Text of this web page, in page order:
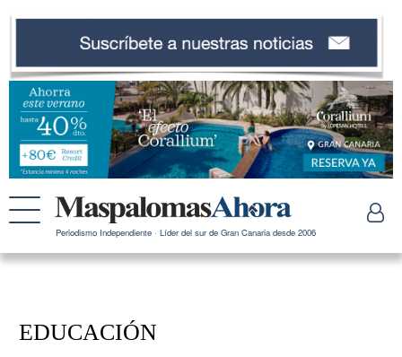
Periodismo Independiente · Líder del sur de Gran Canaria desde 2006
EDUCACIÓN